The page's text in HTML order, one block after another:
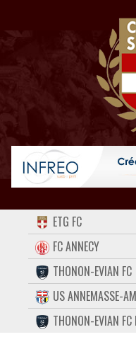
ACCUEIL
FORUM
CONTACT
FACEBOOK
TWITTER
ETG FC
FC ANNECY
THONON-EVIAN FC
US ANNEMASSE-
THONON-EVIAN FC